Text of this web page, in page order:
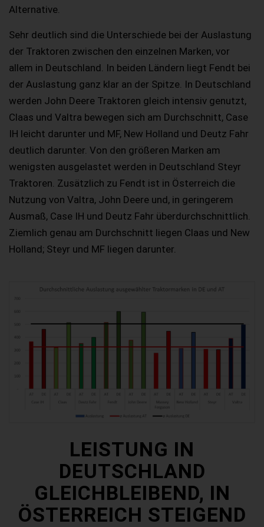
Alternative.
Sehr deutlich sind die Unterschiede bei der Auslastung
der Traktoren zwischen den einzelnen Marken, vor
allem in Deutschland. In beiden Ländern liegt Fendt bei
der Auslastung ganz klar an der Spitze. In Deutschland
werden John Deere Traktoren gleich intensiv genutzt,
Claas und Valtra bewegen sich am Durchschnitt, Case
IH leicht darunter und MF, New Holland und Deutz Fahr
deutlich darunter. Von den größeren Marken am
wenigsten ausgelastet werden in Deutschland Steyr
Traktoren. Zusätzlich zu Fendt ist in Österreich die
Nutzung von Valtra, John Deere und, in geringerem
Ausmaß, Case IH und Deutz Fahr überdurchschnittlich.
Ziemlich genau am Durchschnitt liegen Claas und New
Holland; Steyr und MF liegen darunter.
LEISTUNG IN
DEUTSCHLAND
GLEICHBLEIBEND, IN
ÖSTERREICH STEIGEND